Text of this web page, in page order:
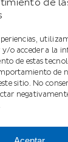
de
y/o acceder a la
de estas
de
sitio. No